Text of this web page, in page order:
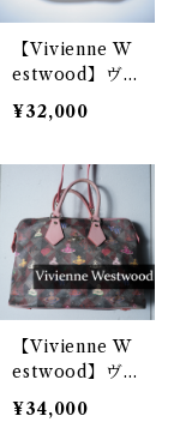
【Vivienne W
estwood】ヴ
ストウッド 0
ンチングオーブ
レザー2WAYバ
ッグ white
¥32,000
【Vivienne W
estwood】ヴ
ィヴィアンウエ
¥34,000